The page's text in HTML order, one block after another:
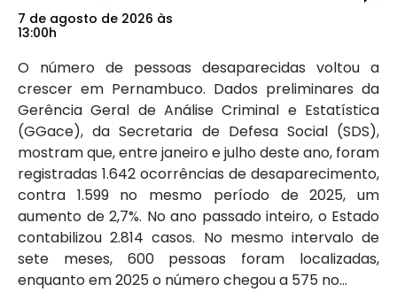
7 de agosto de 2026 às
13:00h
O número de pessoas desaparecidas voltou a
crescer em Pernambuco. Dados preliminares da
Gerência Geral de Análise Criminal e Estatística
(GGace), da Secretaria de Defesa Social (SDS),
mostram que, entre janeiro e julho deste ano, foram
registradas 1.642 ocorrências de desaparecimento,
contra 1.599 no mesmo período de 2025, um
aumento de 2,7%. No ano passado inteiro, o Estado
contabilizou 2.814 casos. No mesmo intervalo de
sete meses, 600 pessoas foram localizadas,
enquanto em 2025 o número chegou a 575 no...